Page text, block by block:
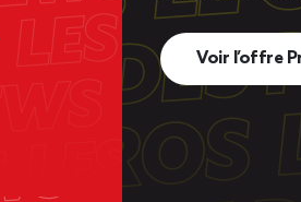
Voir l’offre